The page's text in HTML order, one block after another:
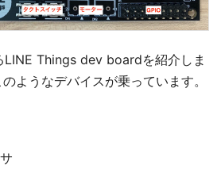
LINE Things dev boardを紹介しま
ようなデバイスが乗っています。